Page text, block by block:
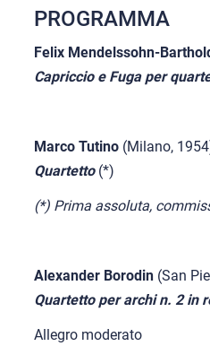
PROGRAMMA
Felix Mendelssohn-
Capriccio e Fuga per
Marco Tutino (Milano,
Quartetto (*)
(*) Prima assoluta,
Alexander Borodin (San
Quartetto per archi n. 2 in
Allegro moderato